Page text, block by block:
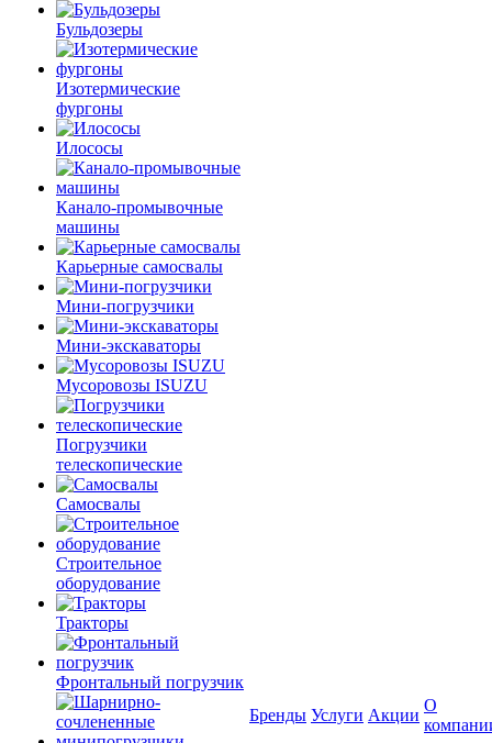
Бульдозеры
Изотермические
фургоны
Илососы
Канало-промывочные
машины
Карьерные самосвалы
Мини-погрузчики
Мини-экскаваторы
Мусоровозы ISUZU
Погрузчики
телескопические
Самосвалы
Строительное
оборудование
Тракторы
Фронтальный погрузчик
Бренды Услуги Акции
О